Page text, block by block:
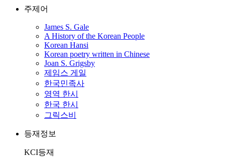
주제어
James S. Gale
A History of the Korean People
Korean Hansi
Korean poetry written in Chinese
Joan S. Grigsby
제임스 게일
한국민족사
영역 한시
한국 한시
그릭스비
등재정보
KCI등재